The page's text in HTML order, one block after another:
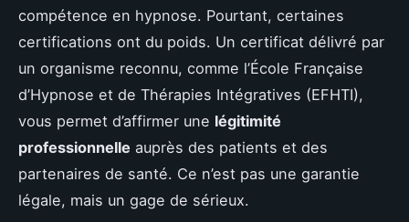
compétence en hypnose. Pourtant, certaines
certifications ont du poids. Un certificat délivré par
un organisme reconnu, comme l’École Française
d’Hypnose et de Thérapies Intégratives (EFHTI),
vous permet d’affirmer une légitimité
professionnelle auprès des patients et des
partenaires de santé. Ce n’est pas une garantie
légale, mais un gage de sérieux.